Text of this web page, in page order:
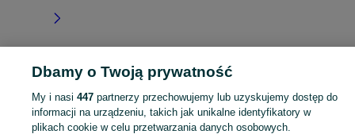
Strona główna Lubelskie Swory
KATEGORIA
Dbamy o Twoją prywatność
My i nasi 447partnerzy przechowujemy lub uzyskujemy dostęp do
informacji na urządzeniu, takich jak unikalne identyfikatory w
plikach cookie w celu przetwarzania danych osobowych.